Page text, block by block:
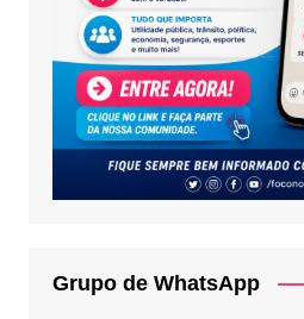
Grupo de WhatsApp